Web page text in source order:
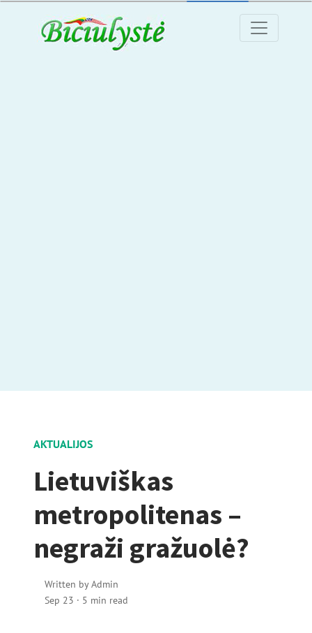
AKTUALIJOS
Lietuviškas
metropolitenas –
negraži gražuolė?
Written byAdmin
Sep 23 · 5 min read